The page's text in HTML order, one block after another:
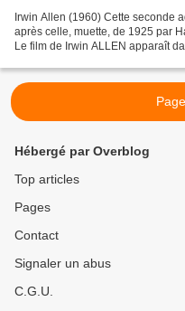
Irwin Allen (1960) Cette seconde
après celle, muette, de 1925 par
Le film de Irwin ALLEN apparaît
Hébergé par Overblog
Top articles
Pages
Contact
Signaler un abus
C.G.U.